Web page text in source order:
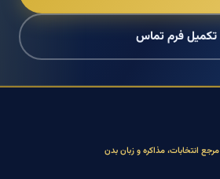
تکمیل فرم تماس
مرجع انتخابات، مذاکره و زبان بدن